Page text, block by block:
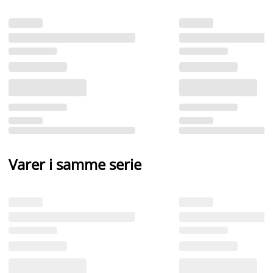
Varer i samme serie